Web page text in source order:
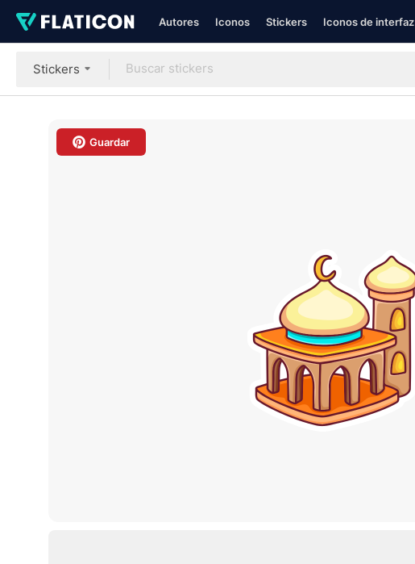
Autores Iconos Stickers Iconos de interfaz
Stickers
Guardar